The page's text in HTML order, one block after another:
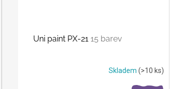
Uni paint PX-21 15 barev
Skladem (>10 ks)